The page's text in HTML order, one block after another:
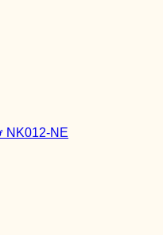
NK012-NE